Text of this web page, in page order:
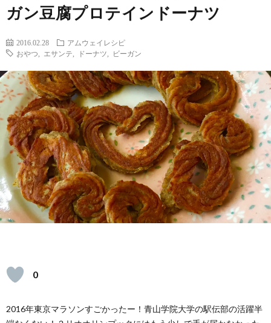
ェ
イ
レ
ガン豆腐プロテインドーナツ
2016.02.28
アムウェイレシピ
おやつ
エサンテ ドーナツ ビーガン
0
2016年東京マラソンすごかったー！青山学院大学の駅伝部の活躍半